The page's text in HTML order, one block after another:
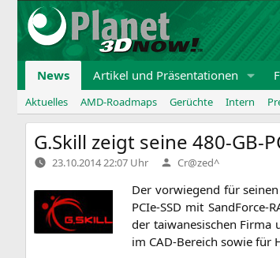
Zum
Inhalt
springen
News Artikel und Präsentationen
Aktuelles AMD-Roadmaps Gerüchte Intern
G.Skill zeigt seine 480-GB-
23.10.2014 22:07 Uhr Verfasst
von
Cr@zed^
Der vor­wie­gend für
PCIe-SSD mit Sand­Force-
der tai­wa­ne­si­schen Fir­ma
im CAD-Bereich sowie für